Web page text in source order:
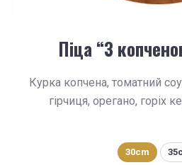
Піца “З
Курка копчена, томатний
гірчиця, орегано, горіх
30cm